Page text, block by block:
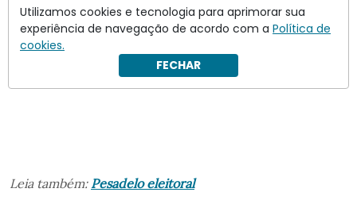
Leia também: Pesadelo eleitoral
Utilizamos cookies e tecnologia para aprimorar sua
experiência de navegação de acordo com a Política de
cookies.
FECHAR